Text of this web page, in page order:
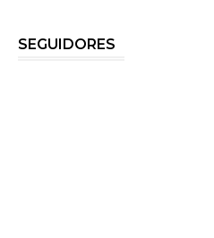
SEGUIDORES